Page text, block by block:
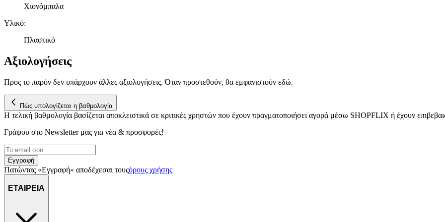
Χιονόμπαλα
Υλικό:
Πλαστικό
Αξιολογήσεις
Προς το παρόν δεν υπάρχουν άλλες αξιολογήσεις. Όταν προστεθούν, θα εμφανιστούν εδώ.
Πώς υπολογίζεται η βαθμολογία
Η τελική βαθμολογία βασίζεται αποκλειστικά σε κριτικές χρηστών που έχουν πραγματοποιήσει αγορά μέσω SHOPFLIX ή έχουν
Γράψου στο Νewsletter μας για νέα & προσφορές!
Εγγραφή
Πατώντας «Εγγραφή» αποδέχεσαι τουςόρους χρήσης
ΕΤΑΙΡΕΙΑ